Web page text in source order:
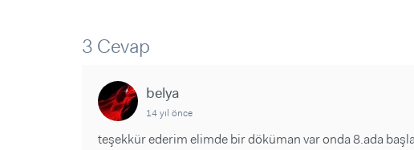
Videolar
3 Cevap
belya
14 yıl önce
teşekkür ederim elimde bir döküman var onda 8.ada